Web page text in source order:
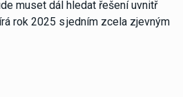
muset dál hledat řešení uvnitř
rok 2025 s jedním zcela zjevným